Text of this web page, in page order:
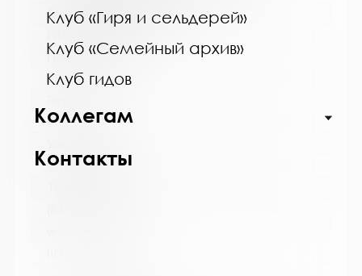
Клуб «Гиря и сельдерей»
Клуб «Семейный архив»
Клуб гидов
Коллегам
Контакты
Сокращенное название:
Почтовый индекс:
183038
Мурманск
С. Перовской, 21-А